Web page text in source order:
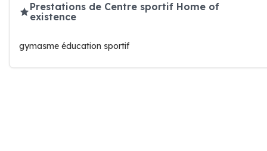
Prestations de Centre sportif Home of
existence
gymasme éducation sportif